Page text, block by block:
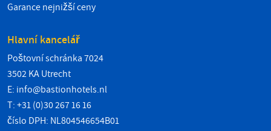
Garance nejnižší ceny
Hlavní kancelář
Poštovní schránka 7024
3502 KA Utrecht
E: info@bastionhotels.nl
T: +31 (0)30 267 16 16
číslo DPH: NL804546654B01